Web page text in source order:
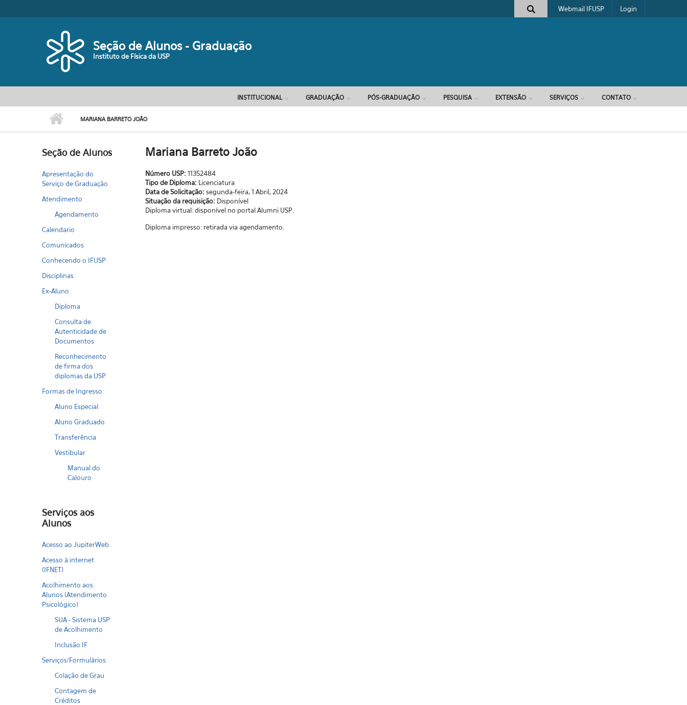
Formulário de busca
Webmail IFUSP Login
Seção de Alunos - Graduação
Instituto de Física da USP
INSTITUCIONAL GRADUAÇÃO PÓS-GRADUAÇÃO PESQUISA EXTENSÃO SERVIÇOS CONTATO
MARIANA BARRETO JOÃO
Seção de Alunos
Apresentação do
Serviço de Graduação
Atendimento
Agendamento
Calendario
Comunicados
Conhecendo o IFUSP
Disciplinas
Ex-Aluno
Diploma
Consulta de
Autenticidade de
Documentos
Reconhecimento
de firma dos
diplomas da USP
Formas de Ingresso
Aluno Especial
Aluno Graduado
Transferência
Vestibular
Manual do
Calouro
Serviços aos
Alunos
Acesso ao JupiterWeb
Acesso à internet
(IFNET)
Acolhimento aos
Alunos (Atendimento
Psicológico)
SUA - Sistema USP
de Acolhimento
Inclusão IF
Serviços/Formulários
Colação de Grau
Contagem de
Créditos
Mariana Barreto João
Número USP: 11352484
Tipo de Diploma: Licenciatura
Data de Solicitação: segunda-feira, 1 Abril, 2024
Situação da requisição: Disponível
Diploma virtual: disponível no portal Alumni USP.
Diploma impresso: retirada via agendamento.